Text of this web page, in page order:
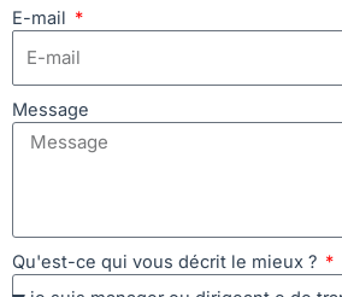
E-mail
Message
Qu'est-ce qui vous décrit le mieux ?